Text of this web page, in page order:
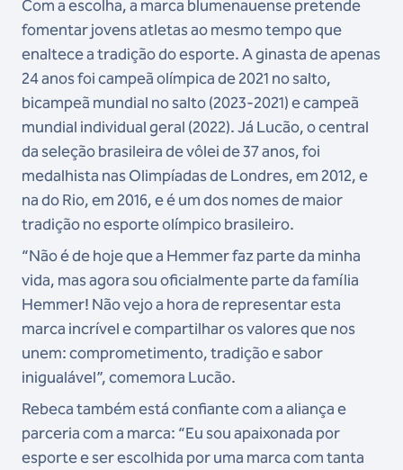
Com a escolha, a marca blumenauense pretende
fomentar jovens atletas ao mesmo tempo que
enaltece a tradição do esporte. A ginasta de apenas
24 anos foi campeã olímpica de 2021 no salto,
bicampeã mundial no salto (2023-2021) e campeã
mundial individual geral (2022). Já Lucão, o central
da seleção brasileira de vôlei de 37 anos, foi
medalhista nas Olimpíadas de Londres, em 2012, e
na do Rio, em 2016, e é um dos nomes de maior
tradição no esporte olímpico brasileiro.
“Não é de hoje que a Hemmer faz parte da minha
vida, mas agora sou oficialmente parte da família
Hemmer! Não vejo a hora de representar esta
marca incrível e compartilhar os valores que nos
unem: comprometimento, tradição e sabor
inigualável”, comemora Lucão.
Rebeca também está confiante com a aliança e
parceria com a marca: “Eu sou apaixonada por
esporte e ser escolhida por uma marca com tanta